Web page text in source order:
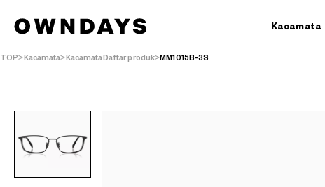
Kacamata
TOP Kacamata KacamataDaftar produk MM1015B-3S